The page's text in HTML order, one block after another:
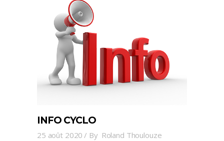
INFO CYCLO
25 août 2020 By Roland Thoulouze